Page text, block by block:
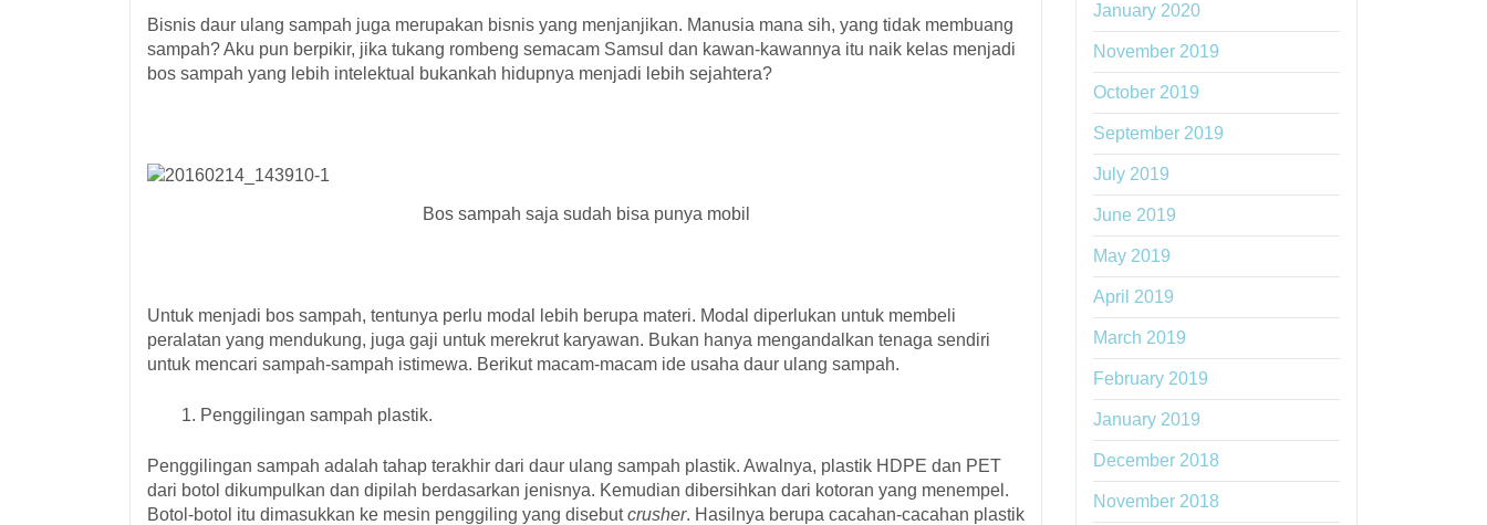
Bisnis daur ulang sampah juga merupakan bisnis yang menjanjikan. Manusia mana sih, yang tidak membuang
sampah? Aku pun berpikir, jika tukang rombeng semacam Samsul dan kawan-kawannya itu naik kelas menjadi
bos sampah yang lebih intelektual bukankah hidupnya menjadi lebih sejahtera?
Bos sampah saja sudah bisa punya mobil
Untuk menjadi bos sampah, tentunya perlu modal lebih berupa materi. Modal diperlukan untuk membeli
peralatan yang mendukung, juga gaji untuk merekrut karyawan. Bukan hanya mengandalkan tenaga sendiri
untuk mencari sampah-sampah istimewa. Berikut macam-macam ide usaha daur ulang sampah.
Penggilingan sampah plastik.
Penggilingan sampah adalah tahap terakhir dari daur ulang sampah plastik. Awalnya, plastik HDPE dan PET
dari botol dikumpulkan dan dipilah berdasarkan jenisnya. Kemudian dibersihkan dari kotoran yang menempel.
Botol-botol itu dimasukkan ke mesin penggiling yang disebutcrusher. Hasilnya berupa cacahan-cacahan plastik
January 2020
November 2019
October 2019
September 2019
July 2019
June 2019
May 2019
April 2019
March 2019
February 2019
January 2019
December 2018
November 2018